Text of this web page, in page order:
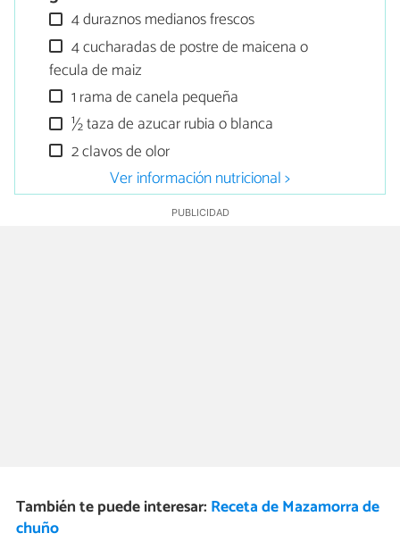
4 duraznos medianos frescos
4 cucharadas de postre de maicena o
fecula de maiz
1 rama de canela pequeña
½ taza de azucar rubia o blanca
2 clavos de olor
Ver información nutricional >
También te puede interesar: Receta de Mazamorra de
chuño